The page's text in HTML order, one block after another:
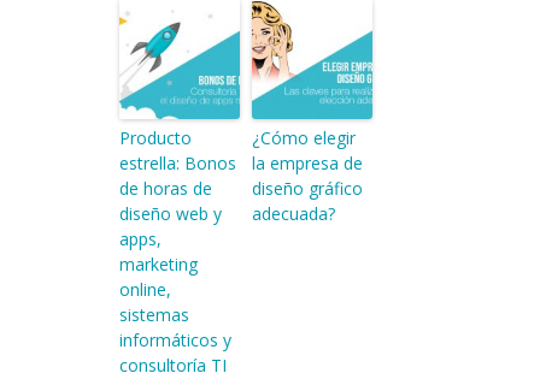
Producto
estrella: Bonos
de horas de
diseño web y
apps,
marketing
online,
sistemas
informáticos y
consultoría TI
¿Cómo elegir
la empresa de
diseño gráfico
adecuada?